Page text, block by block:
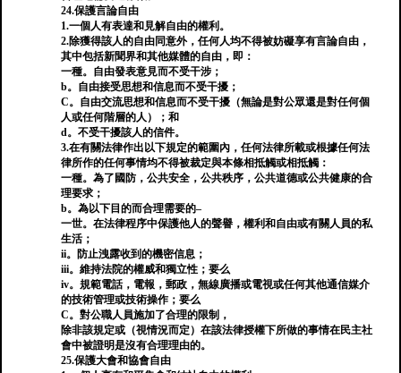
24.保護言論自由
1.一個人有表達和見解自由的權利。
2.除獲得該人的自由同意外，任何人均不得被妨礙享有言論自由，
其中包括新聞界和其他媒體的自由，即：
一種。自由發表意見而不受干涉；
b。自由接受思想和信息而不受干擾；
C。自由交流思想和信息而不受干擾（無論是對公眾還是對任何個
人或任何階層的人）；和
d。不受干擾該人的信件。
3.在有關法律作出以下規定的範圍內，任何法律所載或根據任何法
律所作的任何事情均不得被裁定與本條相抵觸或相抵觸：
一種。為了國防，公共安全，公共秩序，公共道德或公共健康的合
理要求；
b。為以下目的而合理需要的–
一世。在法律程序中保護他人的聲譽，權利和自由或有關人員的私
生活；
ii。防止洩露收到的機密信息；
iii。維持法院的權威和獨立性；要么
iv。規範電話，電報，郵政，無線廣播或電視或任何其他通信媒介
的技術管理或技術操作；要么
C。對公職人員施加了合理的限制，
除非該規定或（視情況而定）在該法律授權下所做的事情在民主社
會中被證明是沒有合理理由的。
25.保護大會和協會自由